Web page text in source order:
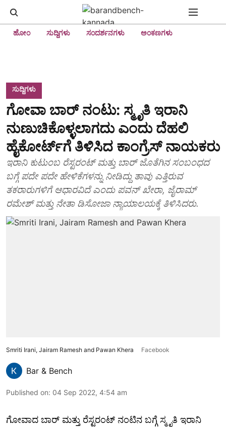
ಹೋಂ ಸುದ್ದಿಗಳು ಸಂದರ್ಶನಗಳು ಅಂಕಣಗಳು
ಸುದ್ದಿಗಳು
ಗೋವಾ ಬಾರ್ ನಂಟು: ಸ್ಮೃತಿ ಇರಾನಿ
ನುಣುಚಿಕೊಳ್ಳಲಾಗದು ಎಂದು ದೆಹಲಿ
ಹೈಕೋರ್ಟ್‌ಗೆ ತಿಳಿಸಿದ ಕಾಂಗ್ರೆಸ್ ನಾಯಕರು
ಇರಾನಿ ಕುಟುಂಬ ರೆಸ್ಟರಂಟ್ ಮತ್ತು ಬಾರ್‌ ಜೊತೆಗಿನ ಸಂಬಂಧದ
ಬಗ್ಗೆ ಪದೇ ಪದೇ ಹೇಳಿಕೆಗಳನ್ನು ನೀಡಿದ್ದು ತಾವು ಎತ್ತಿರುವ
ತಕರಾರುಗಳಿಗೆ ಆಧಾರವಿದೆ ಎಂದು ಪವನ್ ಖೇರಾ, ಜೈರಾಮ್
ರಮೇಶ್ ಮತ್ತು ನೇತಾ ಡಿಸೋಜಾ ನ್ಯಾಯಾಲಯಕ್ಕೆ ತಿಳಿಸಿದರು.
Smriti Irani, Jairam Ramesh and Pawan Khera Facebook
Bar & Bench
Published on: 04 Sep 2022, 4:54 am
ಗೋವಾದ ಬಾರ್‌ ಮತ್ತು ರೆಸ್ಟರಂಟ್‌ ನಂಟಿನ ಬಗ್ಗೆ ಸ್ಮೃತಿ ಇರಾನಿ